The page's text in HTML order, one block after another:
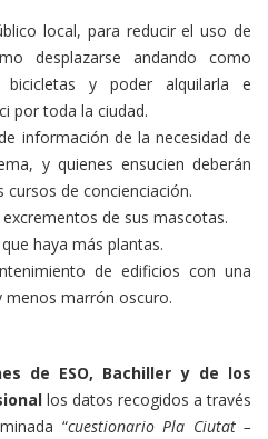
local, para reducir el uso de
desplazarse andando como
y poder alquilarla e
por toda la ciudad.
información de la necesidad de
y quienes ensucien deberán
de concienciación.
de sus mascotas.
haya más plantas.
de edificios con una
marrón oscuro.
de ESO, Bachiller y de los
los datos recogidos a través
“cuestionario Pla Ciutat –